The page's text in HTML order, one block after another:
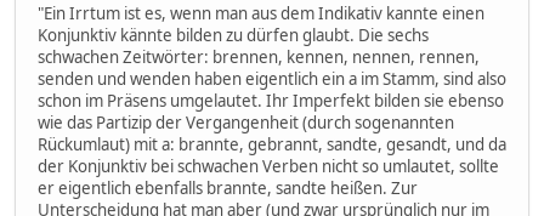
"Ein Irrtum ist es, wenn man aus dem Indikativ kannte einen
Konjunktiv kännte bilden zu dürfen glaubt. Die sechs
schwachen Zeitwörter: brennen, kennen, nennen, rennen,
senden und wenden haben eigentlich ein a im Stamm, sind also
schon im Präsens umgelautet. Ihr Imperfekt bilden sie ebenso
wie das Partizip der Vergangenheit (durch sogenannten
Rückumlaut) mit a: brannte, gebrannt, sandte, gesandt, und da
der Konjunktiv bei schwachen Verben nicht so umlautet, sollte
er eigentlich ebenfalls brannte, sandte heißen. Zur
Unterscheidung hat man aber (und zwar ursprünglich nur im